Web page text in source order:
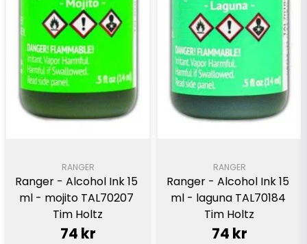
RANGER
Ranger - Alcohol Ink 15
ml - mojito TAL70207
Tim Holtz
74 kr
RANGER
Ranger - Alcohol Ink 15
ml - laguna TAL70184
Tim Holtz
74 kr